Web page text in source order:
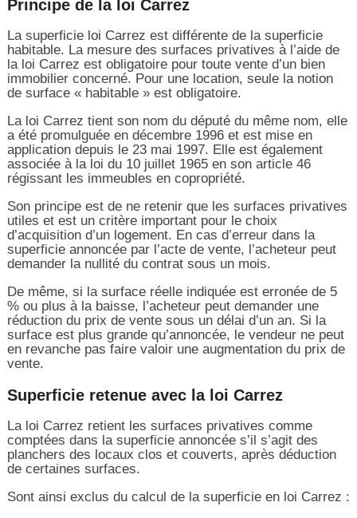
Principe de la loi Carrez
La superficie loi Carrez est différente de la superficie
habitable. La mesure des surfaces privatives à l’aide de
la loi Carrez est obligatoire pour toute vente d’un bien
immobilier concerné. Pour une location, seule la notion
de surface « habitable » est obligatoire.
La loi Carrez tient son nom du député du même nom, elle
a été promulguée en décembre 1996 et est mise en
application depuis le 23 mai 1997. Elle est également
associée à la loi du 10 juillet 1965 en son article 46
régissant les immeubles en copropriété.
Son principe est de ne retenir que les surfaces privatives
utiles et est un critère important pour le choix
d’acquisition d’un logement. En cas d’erreur dans la
superficie annoncée par l’acte de vente, l’acheteur peut
demander la nullité du contrat sous un mois.
De même, si la surface réelle indiquée est erronée de 5
% ou plus à la baisse, l’acheteur peut demander une
réduction du prix de vente sous un délai d’un an. Si la
surface est plus grande qu’annoncée, le vendeur ne peut
en revanche pas faire valoir une augmentation du prix de
vente.
Superficie retenue avec la loi Carrez
La loi Carrez retient les surfaces privatives comme
comptées dans la superficie annoncée s’il s’agit des
planchers des locaux clos et couverts, après déduction
de certaines surfaces.
Sont ainsi exclus du calcul de la superficie en loi Carrez :